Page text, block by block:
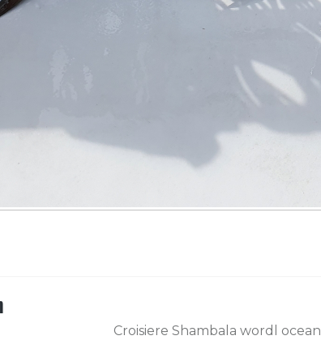
Croisiere Shambala wordl ocean